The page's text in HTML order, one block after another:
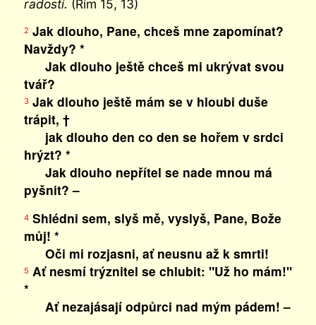
radostí. (Řím 15, 13)
2 Jak dlouho, Pane, chceš mne zapomínat?
Navždy? *
Jak dlouho ještě chceš mi ukrývat svou
tvář?
3Jak dlouho ještě mám se v hloubi duše
trápit, †
jak dlouho den co den se hořem v srdci
hrýzt? *
Jak dlouho nepřítel se nade mnou má
pyšnit? –
4Shlédni sem, slyš mě, vyslyš, Pane, Bože
můj! *
Oči mi rozjasni, ať neusnu až k smrti!
5 Ať nesmí trýznitel se chlubit: "Už ho mám!"
*
Ať nezajásají odpůrci nad mým pádem! –